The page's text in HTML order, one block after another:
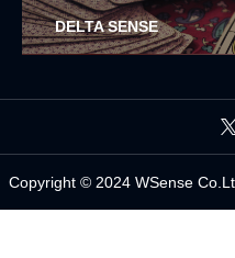
DELTA SENSE
Copyright © 2024 WSense